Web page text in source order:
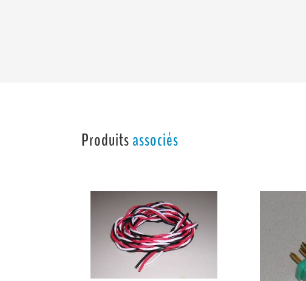
Produitsassociés